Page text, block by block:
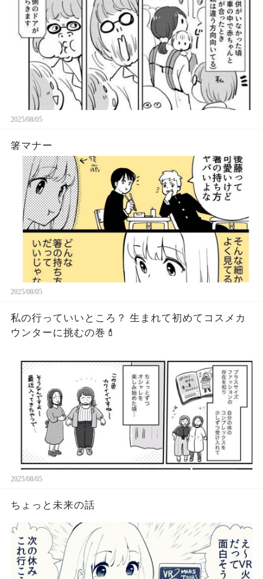
2025/08/05
箸マナー
2025/08/05
私の行っていいところ？ 生まれて初めてコスメカ
ウンターに挑むの巻💄
2025/08/05
ちょっと未来の話